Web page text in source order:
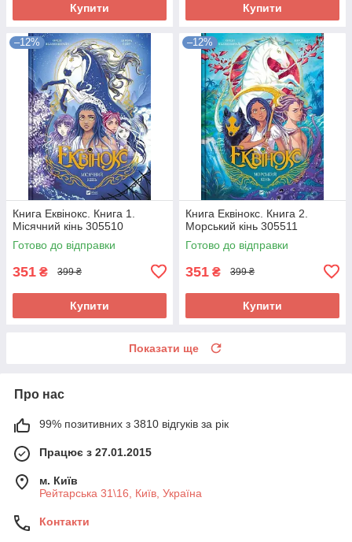
Купити Купити
–12%
Книга Еквінокс. Книга 1.
Місячний кінь 305510
Готово до відправки
351 ₴ 399 ₴
Купити
–12%
Книга Еквінокс. Книга 2.
Морський кінь 305511
Готово до відправки
351 ₴ 399 ₴
Купити
Показати ще
Про нас
99% позитивних з 3810 відгуків за рік
Працює з 27.01.2015
м. Київ
Рейтарська 31\16, Київ, Україна
Контакти